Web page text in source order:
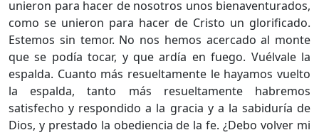
unieron para hacer de nosotros unos bienaventurados,
como se unieron para hacer de Cristo un glorificado.
Estemos sin temor. No nos hemos acercado al monte
que se podía tocar, y que ardía en fuego. Vuélvale la
espalda. Cuanto más resueltamente le hayamos vuelto
la espalda, tanto más resueltamente habremos
satisfecho y respondido a la gracia y a la sabiduría de
Dios, y prestado la obediencia de la fe. ¿Debo volver mi